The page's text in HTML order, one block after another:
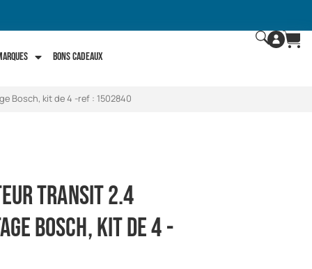
Bons Cadeaux
Bosch, kit de 4 -ref : 1502840
transit 2.4
Bosch, kit de 4 -